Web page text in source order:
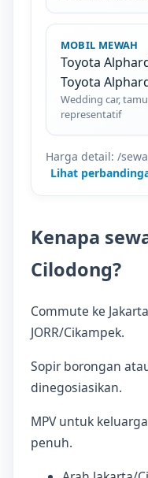
MOBIL MEWAH
Toyota
Toyota
Wedding car,
representatif
Harga detail: /
Lihat
Kenapa
Cilodong?
Commute ke
JORR/Cikampek.
Sopir borongan
dinegosiasikan.
MPV untuk
penuh.